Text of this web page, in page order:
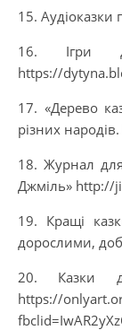
15.
16. Ігри
https://
17. «Дерево
різних
18. Журнал
Джміль» http://
19. Кращі
дорослими,
20. Казки
https://